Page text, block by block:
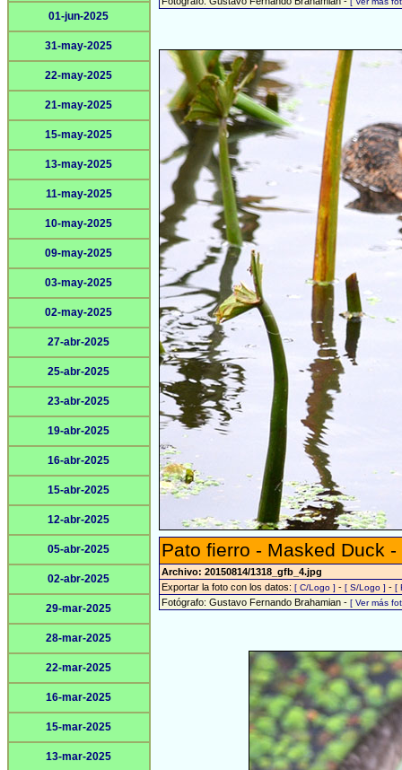
01-jun-2025
31-may-2025
22-may-2025
21-may-2025
15-may-2025
13-may-2025
11-may-2025
10-may-2025
09-may-2025
03-may-2025
02-may-2025
27-abr-2025
25-abr-2025
23-abr-2025
19-abr-2025
16-abr-2025
15-abr-2025
12-abr-2025
05-abr-2025
02-abr-2025
29-mar-2025
28-mar-2025
22-mar-2025
16-mar-2025
15-mar-2025
13-mar-2025
Pato fierro - Masked Duck -
Archivo: 20150814/1318_gfb_4.jpg
Exportar la foto con los datos: [ C/Logo ] - [ S/Logo ] - [
Fotógrafo: Gustavo Fernando Brahamian - [ Ver más